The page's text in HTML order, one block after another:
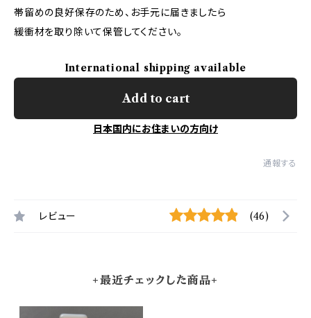
帯留めの良好保存のため、お手元に届きましたら
緩衝材を取り除いて保管してください。
International shipping available
Add to cart
日本国内にお住まいの方向け
通報する
レビュー (46)
+最近チェックした商品+